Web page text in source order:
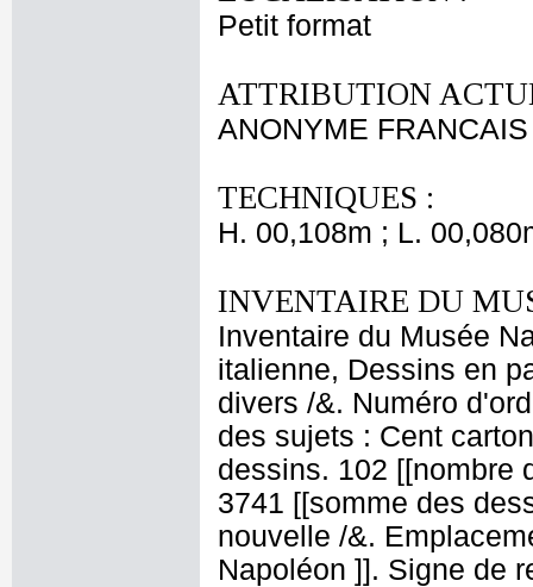
Petit format
ATTRIBUTION
ANONYME
TECHNIQUES :
H. 00,108m ; L.
INVENTAIRE DU
Inventaire du Musée
italienne, Dessins en
divers /&. Numéro
des sujets : Cent
dessins. 102 [[nombre
3741 [[somme des
nouvelle /&.
Napoléon ]]. Signe de